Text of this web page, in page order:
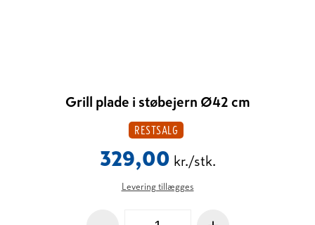
Grill plade i støbejern Ø42 cm
RESTSALG
329,00 kr./stk.
Levering tillægges